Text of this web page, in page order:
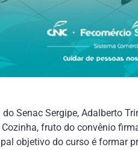
Senac Sergipe, Adalberto
fruto do convênio
objetivo do curso é formar